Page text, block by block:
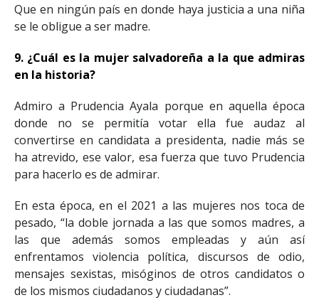
Que en ningún país en donde haya justicia a una niña
se le obligue a ser madre.
9. ¿Cuál es la mujer salvadoreña a la que admiras
en la historia?
Admiro a Prudencia Ayala porque en aquella época
donde no se permitía votar ella fue audaz al
convertirse en candidata a presidenta, nadie más se
ha atrevido, ese valor, esa fuerza que tuvo Prudencia
para hacerlo es de admirar.
En esta época, en el 2021 a las mujeres nos toca de
pesado, “la doble jornada a las que somos madres, a
las que además somos empleadas y aún así
enfrentamos violencia política, discursos de odio,
mensajes sexistas, misóginos de otros candidatos o
de los mismos ciudadanos y ciudadanas”.